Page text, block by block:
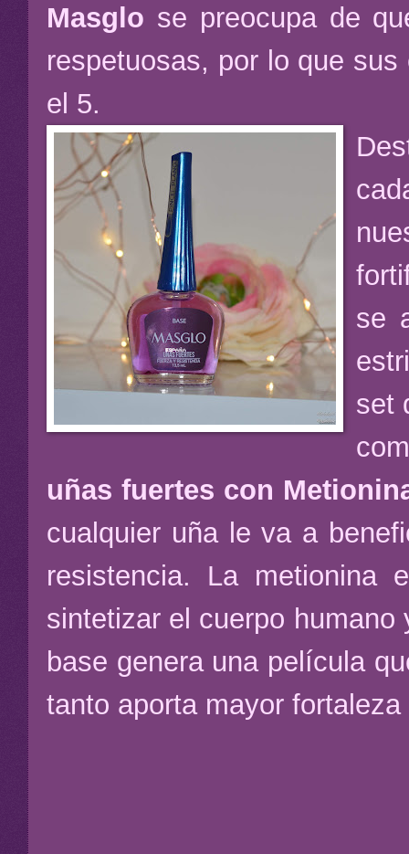
Masglo se preocupa de
respetuosas, por lo que
el 5.
se
set
uñas fuertes con
cualquier uña le va a
resistencia. La metionina
sintetizar el cuerpo
base genera una película
tanto aporta mayor